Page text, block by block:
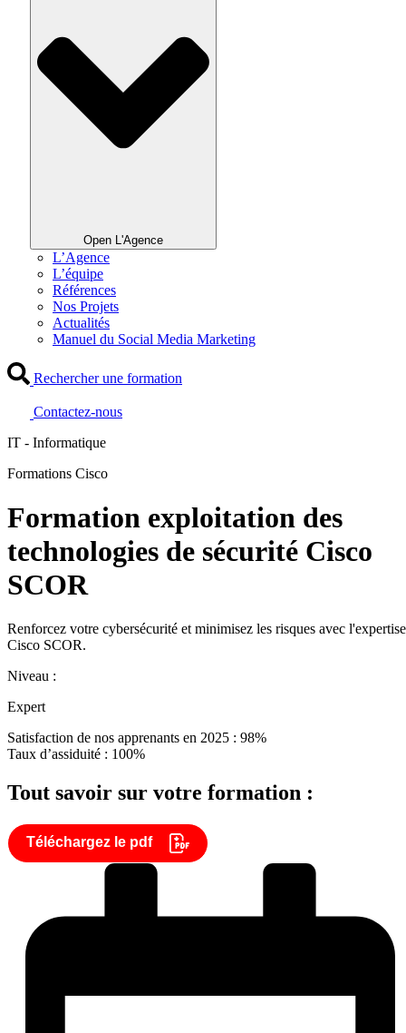
Open L'Agence
L’Agence
L’équipe
Références
Nos Projets
Actualités
Manuel du Social Media Marketing
Rechercher une formation
Contactez-nous
IT - Informatique
Formations Cisco
Formation exploitation des
technologies de sécurité Cisco
SCOR
Renforcez votre cybersécurité et minimisez les risques avec l'expertise
Cisco SCOR.
Niveau :
Expert
Satisfaction de nos apprenants en 2025 : 98%
Taux d’assiduité : 100%
Tout savoir sur votre formation :
Téléchargez le pdf